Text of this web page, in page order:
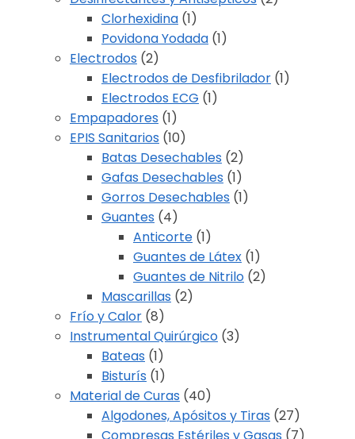
Clorhexidina (1)
Povidona Yodada (1)
Electrodos (2)
Electrodos de Desfibrilador (1)
Electrodos ECG (1)
Empapadores (1)
EPIS Sanitarios (10)
Batas Desechables (2)
Gafas Desechables (1)
Gorros Desechables (1)
Guantes (4)
Anticorte (1)
Guantes de Látex (1)
Guantes de Nitrilo (2)
Mascarillas (2)
Frío y Calor (8)
Instrumental Quirúrgico (3)
Bateas (1)
Bisturís (1)
Material de Curas (40)
Algodones, Apósitos y Tiras (27)